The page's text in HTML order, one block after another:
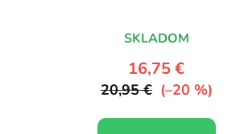
SKLADOM
16,75 €
20,95 € (–20 %)